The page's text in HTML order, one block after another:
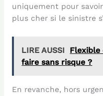
uniquement pour
plus cher si le sinistre
LIRE AUSSI
faire sans risque ?
En revanche, hors